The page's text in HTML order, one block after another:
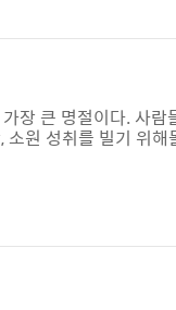
장 큰 명절이다. 사람
원 성취를 빌기 위
기 위해 ▲ 대원사절
다. ▲ 사찰에 있는